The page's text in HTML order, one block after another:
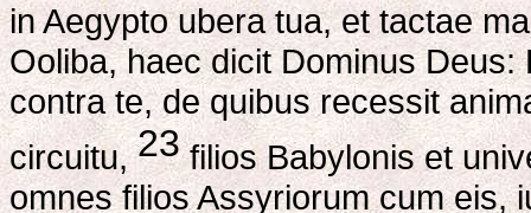
in Aegypto ubera tua, et tactae
Ooliba, haec dicit Dominus
contra te, de quibus recessit
circuitu,23filios Babylonis et
omnes filios Assyriorum cum eis,